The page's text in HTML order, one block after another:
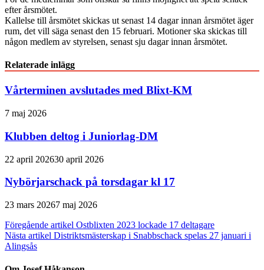
efter årsmötet.
Kallelse till årsmötet skickas ut senast 14 dagar innan årsmötet äger
rum, det vill säga senast den 15 februari. Motioner ska skickas till
någon medlem av styrelsen, senast sju dagar innan årsmötet.
Relaterade inlägg
Vårterminen avslutades med Blixt-KM
7 maj 2026
Klubben deltog i Juniorlag-DM
22 april 202630 april 2026
Nybörjarschack på torsdagar kl 17
23 mars 20267 maj 2026
Inläggsnavigering
Föregående artikel Ostblixten 2023 lockade 17 deltagare
Nästa artikel Distriktsmästerskap i Snabbschack spelas 27 januari i
Alingsås